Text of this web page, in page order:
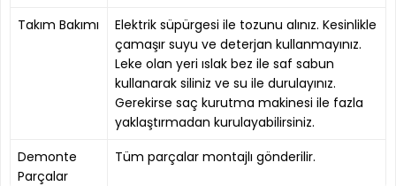
Takım Bakımı
Elektrik süpürgesi ile tozunu alınız. Kesinlikle
çamaşır suyu ve deterjan kullanmayınız.
Leke olan yeri ıslak bez ile saf sabun
kullanarak siliniz ve su ile durulayınız.
Gerekirse saç kurutma makinesi ile fazla
yaklaştırmadan kurulayabilirsiniz.
Demonte
Parçalar
Tüm parçalar montajlı gönderilir.